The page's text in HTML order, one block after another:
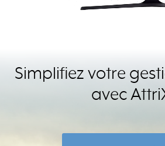
Simplifiez votre
avec